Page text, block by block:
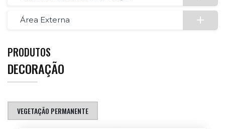
Área Externa
PRODUTOS
DECORAÇÃO
VEGETAÇÃO PERMANENTE